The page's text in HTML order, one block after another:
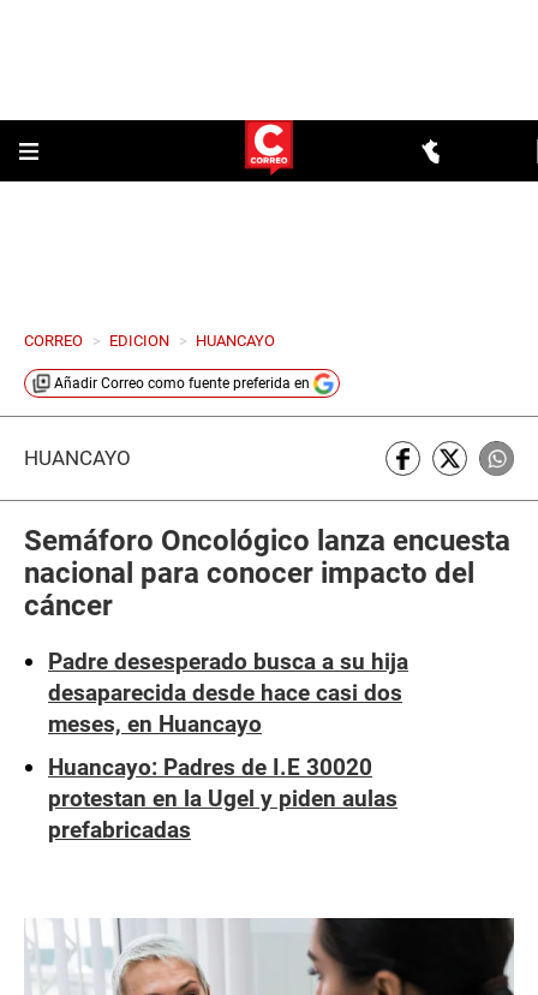
CORREO > EDICION > HUANCAYO
Añadir Correo como fuente preferida en
HUANCAYO
Semáforo Oncológico lanza encuesta
nacional para conocer impacto del
cáncer
Padre desesperado busca a su hija
desaparecida desde hace casi dos
meses, en Huancayo
Huancayo: Padres de I.E 30020
protestan en la Ugel y piden aulas
prefabricadas